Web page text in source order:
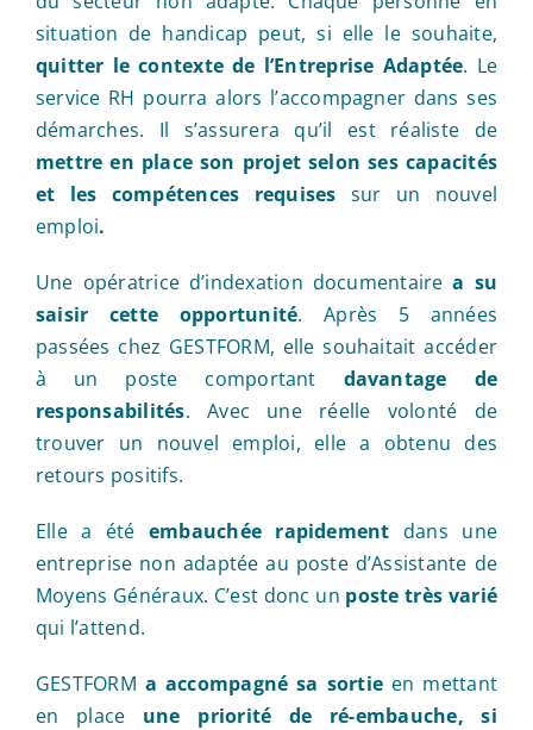
situation de handicap peut, si elle le souhaite,
quitter le contexte de l’Entreprise Adaptée. Le
service RH pourra alors l’accompagner dans ses
démarches. Il s’assurera qu’il est réaliste de
mettre en place son projet selon ses capacités
et les compétences requises sur un nouvel
emploi.
Une opératrice d’indexation documentairea su
saisir cette opportunité. Après 5 années
passées chez GESTFORM, elle souhaitait accéder
à un poste comportant davantage
de
responsabilités. Avec une réelle volonté de
trouver un nouvel emploi, elle a obtenu des
retours positifs.
Elle a été embauchée rapidement dans une
entreprise non adaptée au poste d’Assistante de
Moyens Généraux. C’est donc un poste très varié
qui l’attend.
GESTFORM a accompagné sa sortie en mettant
en place une priorité de ré-embauche, si